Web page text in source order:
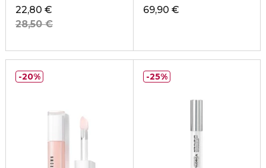
22,80 €
28,50 €
69,90 €
20% 25%